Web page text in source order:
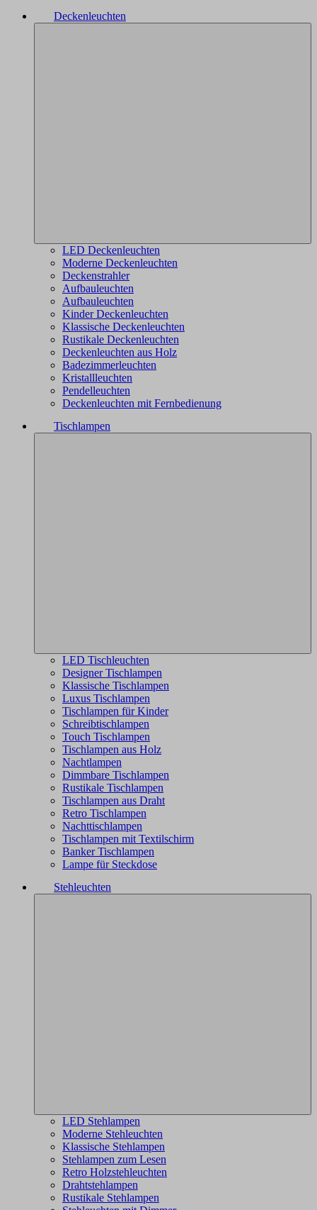
Deckenleuchten
LED Deckenleuchten
Moderne Deckenleuchten
Deckenstrahler
Aufbauleuchten
Aufbauleuchten
Kinder Deckenleuchten
Klassische Deckenleuchten
Rustikale Deckenleuchten
Deckenleuchten aus Holz
Badezimmerleuchten
Kristallleuchten
Pendelleuchten
Deckenleuchten mit Fernbedienung
Tischlampen
LED Tischleuchten
Designer Tischlampen
Klassische Tischlampen
Luxus Tischlampen
Tischlampen für Kinder
Schreibtischlampen
Touch Tischlampen
Tischlampen aus Holz
Nachtlampen
Dimmbare Tischlampen
Rustikale Tischlampen
Tischlampen aus Draht
Retro Tischlampen
Nachttischlampen
Tischlampen mit Textilschirm
Banker Tischlampen
Lampe für Steckdose
Stehleuchten
LED Stehlampen
Moderne Stehleuchten
Klassische Stehlampen
Stehlampen zum Lesen
Retro Holzstehleuchten
Drahtstehlampen
Rustikale Stehlampen